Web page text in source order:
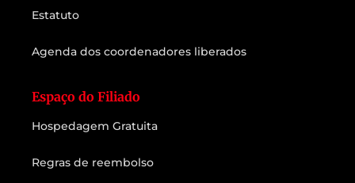
Estatuto
Agenda dos coordenadores liberados
Espaço do Filiado
Hospedagem Gratuita
Regras de reembolso